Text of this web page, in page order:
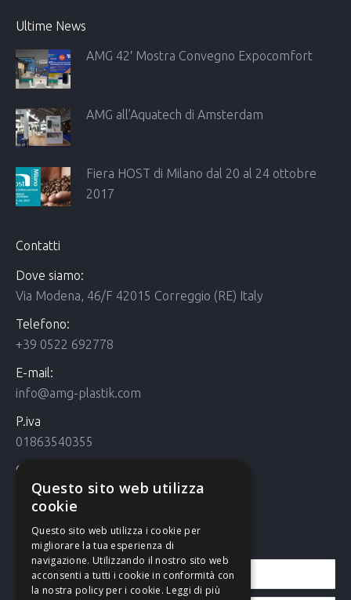
Ultime News
AMG 42′ Mostra Convegno Expocomfort
AMG all’Aquatech di Amsterdam
Fiera HOST di Milano dal 20 al 24 ottobre
2017
Contatti
Dove siamo:
Via Modena, 46/F 42015 Correggio (RE) Italy
Telefono:
+39 0522 692778
E-mail:
info@amg-plastik.com
P.iva
01863540355
Cookie Policy
Cookie policy
Contattaci
Questo sito web utilizza
cookie
Questo sito web utilizza i cookie per
migliorare la tua esperienza di
navigazione. Utilizzando il nostro sito web
acconsenti a tutti i cookie in conformità con
la nostra policy per i cookie. Leggi di più